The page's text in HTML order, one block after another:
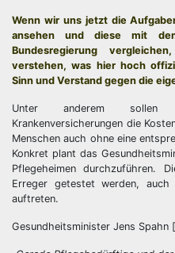
Wenn wir uns jetzt die
ansehen und diese mit
Bundesregierung
verstehen, was hier hoch
Sinn und Verstand gegen die
Unter anderem sollen
Krankenversicherungen die
Menschen auch ohne eine
Konkret plant das
Pflegeheimen durchzuführen.
Erreger getestet werden,
auftreten.
Gesundheitsminister Jens Spahn